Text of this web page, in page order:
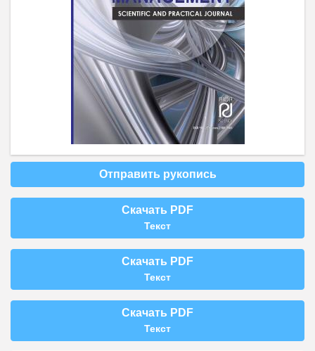
Отправить рукопись
Скачать PDF
Текст
Скачать PDF
Текст
Скачать PDF
Текст